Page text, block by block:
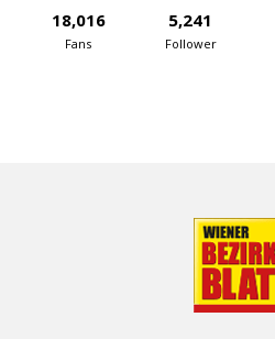
18,016
Fans
5,241
Follower